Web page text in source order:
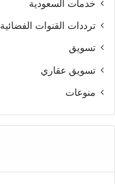
خدمات السعودية
ترددات القنوات الفضائية
تسويق
تسويق عقاري
منوعات